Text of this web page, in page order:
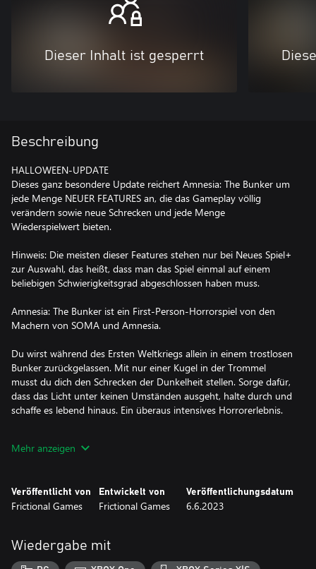
Dieser Inhalt ist gesperrt
Beschreibung
HALLOWEEN-UPDATE
Dieses ganz besondere Update reichert Amnesia: The Bunker um
jede Menge NEUER FEATURES an, die das Gameplay völlig
verändern sowie neue Schrecken und jede Menge
Wiederspielwert bieten.
Hinweis: Die meisten dieser Features stehen nur bei Neues Spiel+
zur Auswahl, das heißt, dass man das Spiel einmal auf einem
beliebigen Schwierigkeitsgrad abgeschlossen haben muss.
Amnesia: The Bunker ist ein First-Person-Horrorspiel von den
Machern von SOMA und Amnesia.
Du wirst während des Ersten Weltkriegs allein in einem trostlosen
Bunker zurückgelassen. Mit nur einer Kugel in der Trommel
musst du dich den Schrecken der Dunkelheit stellen. Sorge dafür,
dass das Licht unter keinen Umständen ausgeht, halte durch und
schaffe es lebend hinaus. Ein überaus intensives Horrorerlebnis.
einer lauten Kurbeltaschenlampe bewaffnet ist. Unterwegs kannst
du knapp bemessenen Nachschub auftun und Gegenstände
Verhalten gleicht kein Spieldurchgang dem anderen.
Du wirst von einer allgegenwärtigen Bedrohung gejagt, die auf
Mehr anzeigen
Veröffentlicht von
Frictional Games
Entwickelt von
Frictional Games
Veröffentlichungsdatum
6.6.2023
Wiedergabe mit